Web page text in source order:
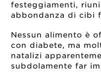
festeggiamenti,
abbondanza di cibi
Nessun alimento è
con diabete, ma
natalizi
subdolamente far